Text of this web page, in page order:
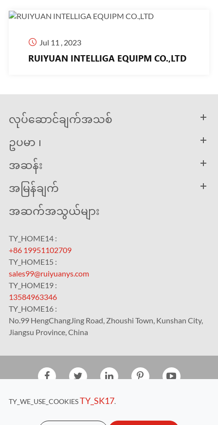
 Jul 11 , 2023
RUIYUAN INTELLIGA EQUIPM CO.,LTD
လုပ်ဆောင်ချက်အသစ်
ဥပမာ ၊
အဆန်း
အမြန်ချက်
အဆက်အသွယ်များ
TY_HOME14 :
+86 19951102709
TY_HOME15 :
sales99@ruiyuanys.com
TY_HOME19 :
13584963346
TY_HOME16 :
No.99 HengChangJing Road, Zhoushi Town, Kunshan City,
Jiangsu Province, China
Kunshan RUIYUAN Intelligent Equipment Co., Ltd.
TY_HOME17
TY_WE_USE_COOKIESTY_SK17.